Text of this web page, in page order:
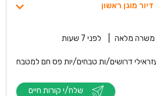
מוגן ראשון
משרה מלאה לפני 7 שעות
דרושים/ות טבחים/יות פס חם למטבח